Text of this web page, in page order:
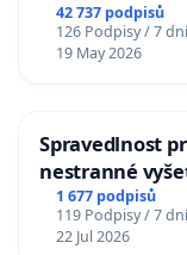
42 737 podpisů
126 Podpisy / 7 dní
19 May 2026
Spravedlnost
nestranné
1 677 podpisů
119 Podpisy / 7 dní
22 Jul 2026